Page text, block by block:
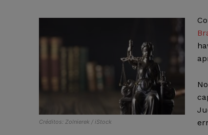
Créditos: Zolnierek / iStock